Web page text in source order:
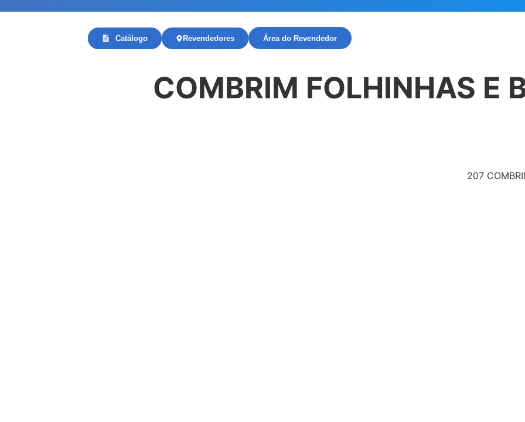
Catálogo Revendedores Área do Revendedor
COMBRIM FOLHINHAS E
207